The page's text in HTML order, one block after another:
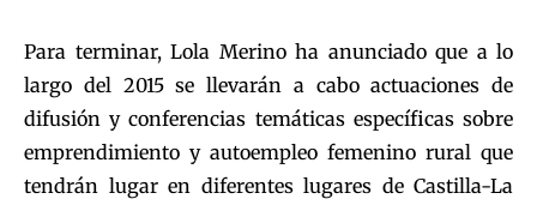
Para terminar, Lola Merino ha anunciado que a lo
largo del 2015 se llevarán a cabo actuaciones de
difusión y conferencias temáticas específicas sobre
emprendimiento y autoempleo femenino rural que
tendrán lugar en diferentes lugares de Castilla-La